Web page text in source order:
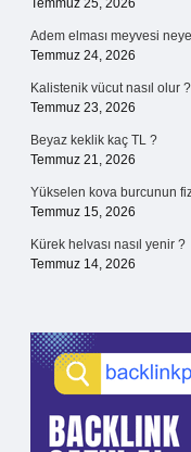
Temmuz 25, 2026
Adem elması meyvesi
Temmuz 24, 2026
Kalistenik vücut nasıl olur ?
Temmuz 23, 2026
Beyaz keklik kaç TL ?
Temmuz 21, 2026
Yükselen kova burcunun
Temmuz 15, 2026
Kürek helvası nasıl yenir ?
Temmuz 14, 2026